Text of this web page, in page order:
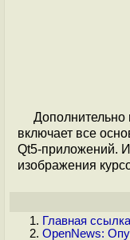
Дополнительно
включает все
Qt5-приложений.
изображения
Главная
OpenNews: